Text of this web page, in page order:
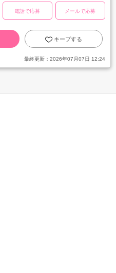
電話で応募 メールで応募
キープする
最終更新： 2026年07月07日 12:24